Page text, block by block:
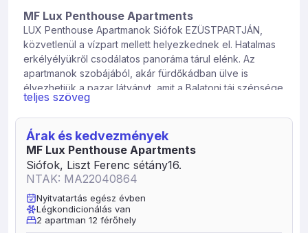
MF Lux Penthouse Apartments
LUX Penthouse Apartmanok Siófok EZÜSTPARTJÁN,
közvetlenül a vízpart mellett helyezkednek el. Hatalmas
erkélyélyükről csodálatos panoráma tárul elénk. Az
apartmanok szobájából, akár fürdőkádban ülve is
élvezhetjük a pazar látványt, amit a Balatoni táj szépsége
nyújt. Az épület udvarában játszótér, edzőpálya várja a
kedves Vendégeket, valamit közvetlen átjárást biztosít a
szabadstrandra. Légkondicionált, ingyenes wifi elérést
biztosít, valamit privát felszíni parkolóhely tartozik a
lakásokhoz.
teljes szöveg
Árak és kedvezmények
MF Lux Penthouse Apartments
Siófok, Liszt Ferenc sétány16.
NTAK: MA22040864
Nyitvatartás egész évben
Légkondicionálás van
2 apartman 12 férőhely